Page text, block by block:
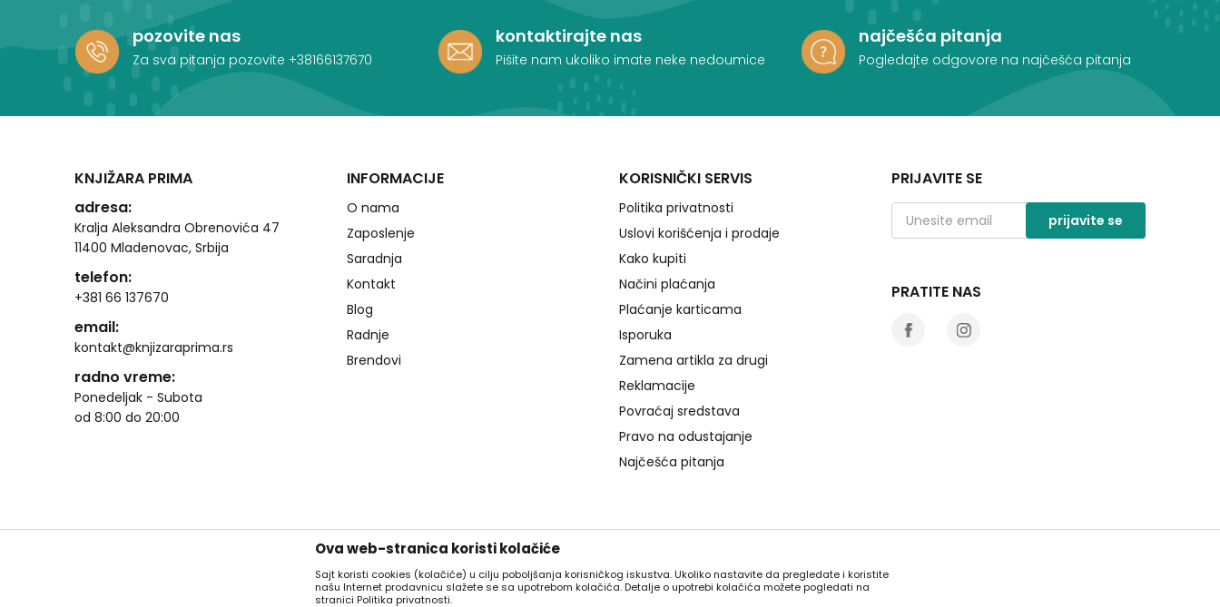
pozovite nas
Za sva pitanja pozovite +38166137670
kontaktirajte nas
Pišite nam ukoliko imate neke nedoumice
najčešća pitanja
Pogledajte odgovore na najčešća pitanja
KNJIŽARA PRIMA
adresa:
Kralja Aleksandra Obrenovića 47
11400 Mladenovac, Srbija
telefon:
+381 66 137670
email:
kontakt@knjizaraprima.rs
radno vreme:
Ponedeljak - Subota
od 8:00 do 20:00
INFORMACIJE
O nama
Zaposlenje
Saradnja
Kontakt
Blog
Radnje
Brendovi
KORISNIČKI SERVIS
Politika privatnosti
Uslovi korišćenja i prodaje
Kako kupiti
Načini plaćanja
Plaćanje karticama
Isporuka
Zamena artikla za drugi
Reklamacije
Povraćaj sredstava
Pravo na odustajanje
Najčešća pitanja
PRIJAVITE SE
prijavite se
PRATITE NAS
Ova web-stranica koristi kolačiće
Sajt koristi cookies (kolačiće) u cilju poboljšanja korisničkog iskustva. Ukoliko nastavite da pregledate i koristite
našu Internet prodavnicu slažete se sa upotrebom kolačića. Detalje o upotrebi kolačića možete pogledati na
stranici Politika privatnosti.